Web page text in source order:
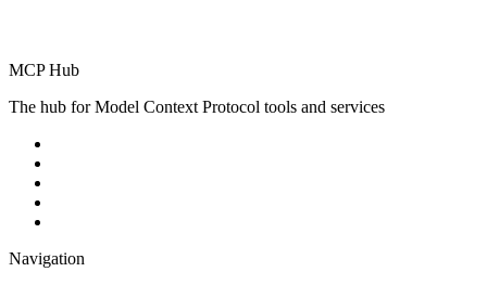
MCP Hub
The hub for Model Context Protocol tools and services
Navigation